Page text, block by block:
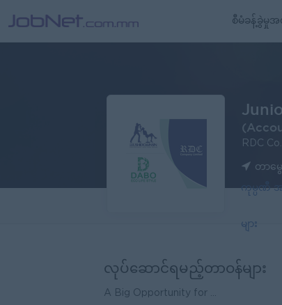
စီမံခန့်ခွဲမှုအ
RDC
တာမွ
ကုမ္ပဏီ
များ
လုပ်ဆောင်ရမည့်တာဝန်များ
A Big Opportunity for ...